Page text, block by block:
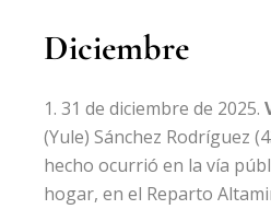
Diciembre
31 de diciembre de 2025.
(Yule) Sánchez Rodríguez
hecho ocurrió en la vía
hogar, en el Reparto